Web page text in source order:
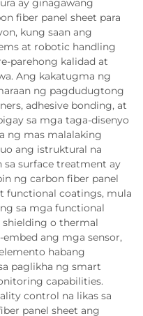
ay ginagawang
fiber panel sheet para
kung saan ang
at robotic handling
parehong kalidad at
Ang kakatugma ng
ng pagdudugtong
adhesive bonding, at
sa mga taga-disenyo
ng mas malalaking
ang istruktural na
sa surface treatment ay
ng carbon fiber panel
functional coatings, mula
sa mga functional
o thermal
ang mga sensor,
habang
paglikha ng smart
capabilities.
control na likas sa
panel sheet ang